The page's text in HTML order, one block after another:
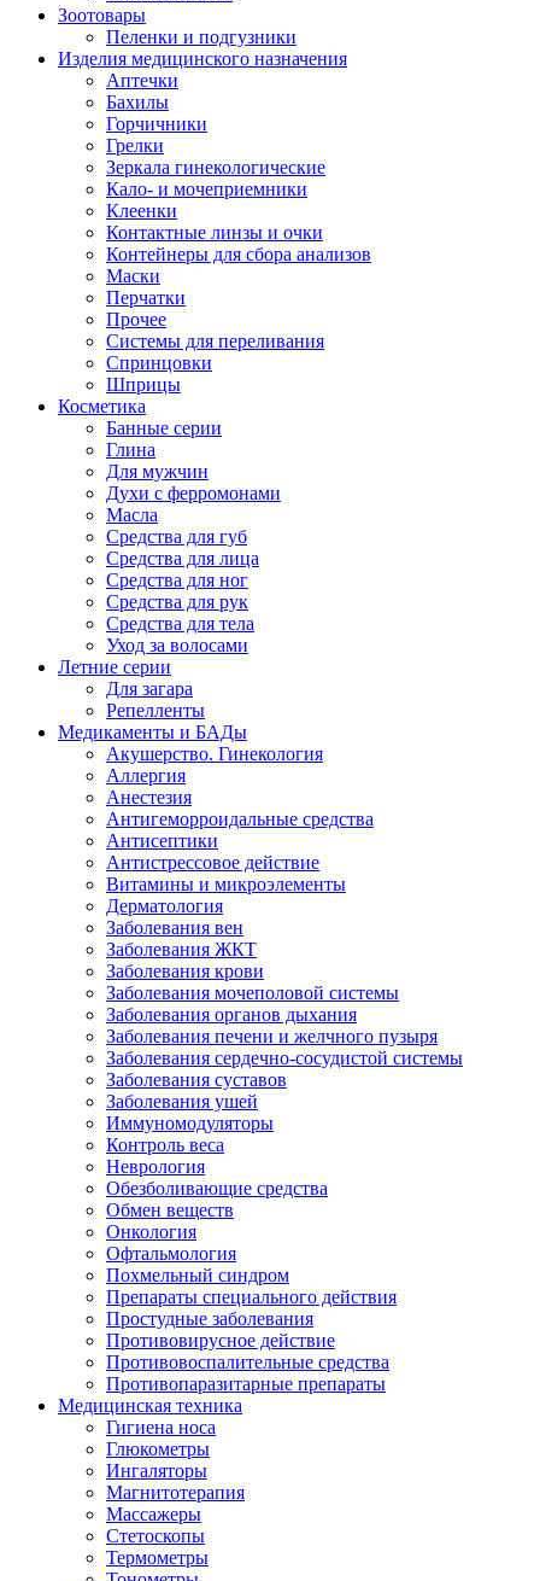
Зоотовары
Пеленки и подгузники
Изделия медицинского назначения
Аптечки
Бахилы
Горчичники
Грелки
Зеркала гинекологические
Кало- и мочеприемники
Клеенки
Контактные линзы и очки
Контейнеры для сбора анализов
Маски
Перчатки
Прочее
Системы для переливания
Спринцовки
Шприцы
Косметика
Банные серии
Глина
Для мужчин
Духи с ферромонами
Масла
Средства для губ
Средства для лица
Средства для ног
Средства для рук
Средства для тела
Уход за волосами
Летние серии
Для загара
Репелленты
Медикаменты и БАДы
Акушерство. Гинекология
Аллергия
Анестезия
Антигеморроидальные средства
Антисептики
Антистрессовое действие
Витамины и микроэлементы
Дерматология
Заболевания вен
Заболевания ЖКТ
Заболевания крови
Заболевания мочеполовой системы
Заболевания органов дыхания
Заболевания печени и желчного пузыря
Заболевания сердечно-сосудистой системы
Заболевания суставов
Заболевания ушей
Иммуномодуляторы
Контроль веса
Неврология
Обезболивающие средства
Обмен веществ
Онкология
Офтальмология
Похмельный синдром
Препараты специального действия
Простудные заболевания
Противовирусное действие
Противовоспалительные средства
Противопаразитарные препараты
Медицинская техника
Гигиена носа
Глюкометры
Ингаляторы
Магнитотерапия
Массажеры
Стетоскопы
Термометры